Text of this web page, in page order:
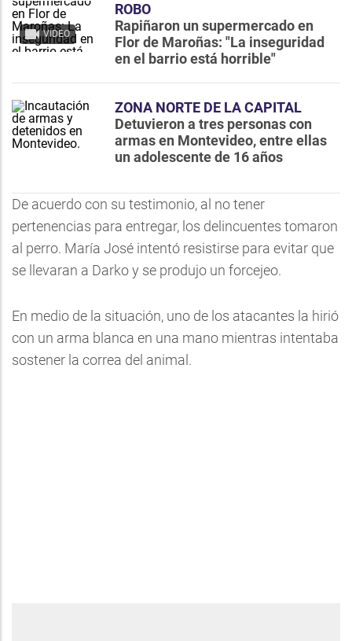
VIDEO
ROBO
Rapiñaron un supermercado en
Flor de Maroñas: "La inseguridad
en el barrio está horrible"
ZONA NORTE DE LA CAPITAL
Detuvieron a tres personas con
armas en Montevideo, entre ellas
un adolescente de 16 años
De acuerdo con su testimonio, al no tener
pertenencias para entregar, los delincuentes tomaron
al perro. María José intentó resistirse para evitar que
se llevaran a Darko y se produjo un forcejeo.
En medio de la situación, uno de los atacantes la hirió
con un arma blanca en una mano mientras intentaba
sostener la correa del animal.